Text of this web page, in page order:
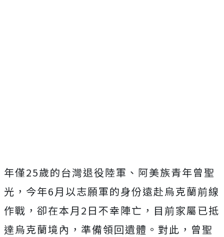
年僅25歲的台灣退役陸軍、阿美族青年曾聖
光，今年6月以志願軍的身份遠赴烏克蘭前線
作戰，卻在本月2日不幸陣亡，目前家屬已抵
達烏克蘭境內，準備領回遺體。對此，曾聖